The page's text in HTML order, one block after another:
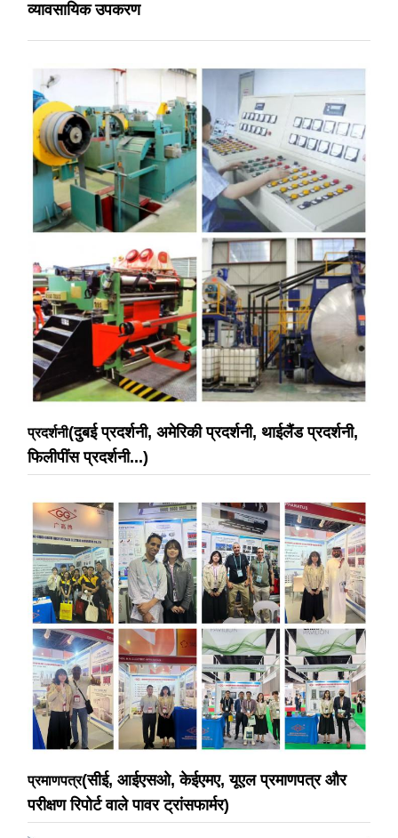
व्यावसायिक उपकरण
प्रदर्शनी(दुबई प्रदर्शनी, अमेरिकी प्रदर्शनी, थाईलैंड प्रदर्शनी,
फिलीपींस प्रदर्शनी...)
प्रमाणपत्र(सीई, आईएसओ, केईएमए, यूएल प्रमाणपत्र और
परीक्षण रिपोर्ट वाले पावर ट्रांसफार्मर)